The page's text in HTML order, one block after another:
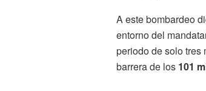
A este bombardeo
entorno del
periodo de solo tres
barrera de los 101